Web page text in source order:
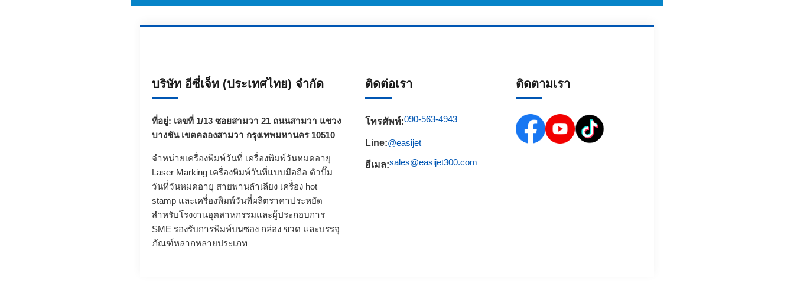
บริษัท อีซี่เจ็ท (ประเทศไทย) จำกัด
ที่อยู่: เลขที่ 1/13 ซอยสามวา 21 ถนนสามวา แขวง
บางชัน เขตคลองสามวา กรุงเทพมหานคร 10510
จำหน่ายเครื่องพิมพ์วันที่ เครื่องพิมพ์วันหมดอายุ
Laser Marking เครื่องพิมพ์วันที่แบบมือถือ ตัวปั๊ม
วันที่วันหมดอายุ สายพานลำเลียง เครื่อง hot
stamp และเครื่องพิมพ์วันที่ผลิตราคาประหยัด
สำหรับโรงงานอุตสาหกรรมและผู้ประกอบการ
SME รองรับการพิมพ์บนซอง กล่อง ขวด และบรรจุ
ภัณฑ์หลากหลายประเภท
ติดต่อเรา
โทรศัพท์:090-563-4943
Line:@easijet
อีเมล:sales@easijet300.com
ติดตามเรา